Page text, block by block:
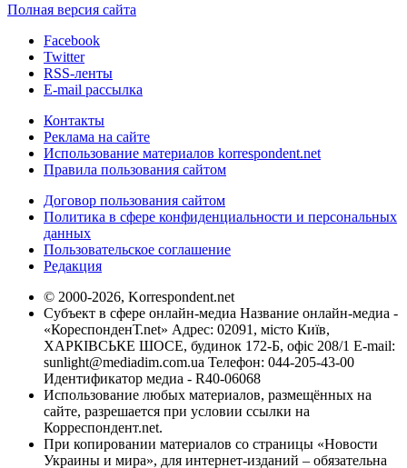
Полная версия сайта
Facebook
Twitter
RSS-ленты
E-mail рассылка
Контакты
Реклама на сайте
Использование материалов korrespondent.net
Правила пользования сайтом
Договор пользования сайтом
Политика в сфере конфиденциальности и персональных
данных
Пользовательское соглашение
Редакция
© 2000-2026, Korrespondent.net
Субъект в сфере онлайн-медиа Название онлайн-медиа -
«КореспонденТ.net» Адрес: 02091, місто Київ,
ХАРКІВСЬКЕ ШОСЕ, будинок 172-Б, офіс 208/1 E-mail:
sunlight@mediadim.com.ua Телефон: 044-205-43-00
Идентификатор медиа - R40-06068
Использование любых материалов, размещённых на
сайте, разрешается при условии ссылки на
Корреспондент.net.
При копировании материалов со страницы «Новости
Украины и мира», для интернет-изданий – обязательна